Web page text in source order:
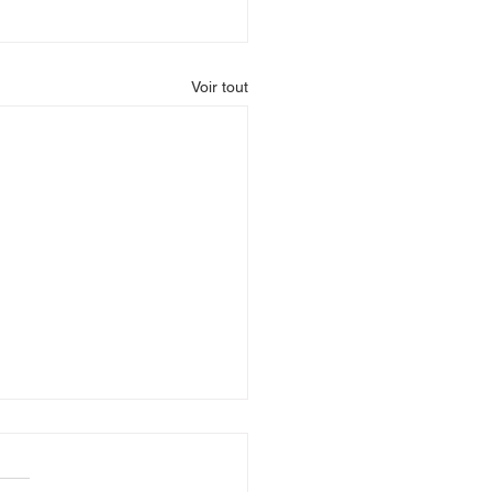
Voir tout